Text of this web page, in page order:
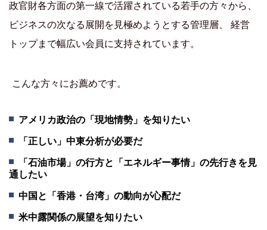
政官財各方面の第一線で活躍されている若手の方々から、
ビジネスの次なる展開を見極めようとする管理層、 経営
トップまで幅広い会員に支持されています。
こんな方々にお薦めです。
アメリカ政治の「現地情勢」を知りたい
「正しい」中東分析が必要だ
「石油市場」の行方と「エネルギー事情」の先行きを見
通したい
中国と「香港・台湾」の動向が心配だ
米中露関係の展望を知りたい